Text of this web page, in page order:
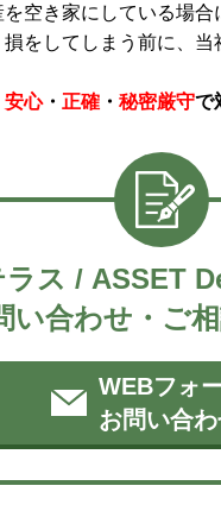
空き家にしている場
をしてしまう前に、当
安心・ 正確 ・ 秘密厳守で
ス / ASSET
い合わせ・ご
WEBフォ
お問い合